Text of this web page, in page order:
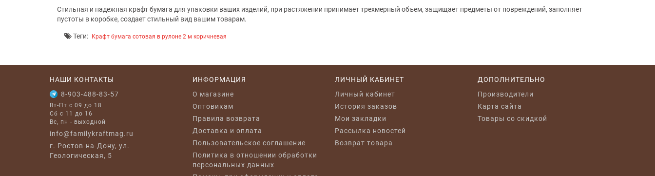
Стильная и надежная крафт бумага для упаковки ваших изделий, при растяжении принимает трехмерный объем, защищает предметы от повреждений, заполняет
пустоты в коробке, создает стильный вид вашим товарам.
Теги: Крафт бумага сотовая в рулоне 2 м коричневая
НАШИ КОНТАКТЫ
8-903-488-83-57
Вт-Пт с 09 до 18
Сб с 11 до 16
Вс, пн - выходной
info@familykraftmag.ru
г. Ростов-на-Дону, ул.
Геологическая, 5
ИНФОРМАЦИЯ
O магазине
Оптовикам
Правила возврата
Доставка и оплата
Пользовательское соглашение
Политика в отношении обработки
персональных данных
ЛИЧНЫЙ КАБИНЕТ
Личный кабинет
История заказов
Мои закладки
Рассылка новостей
Возврат товара
ДОПОЛНИТЕЛЬНО
Производители
Карта сайта
Товары со скидкой